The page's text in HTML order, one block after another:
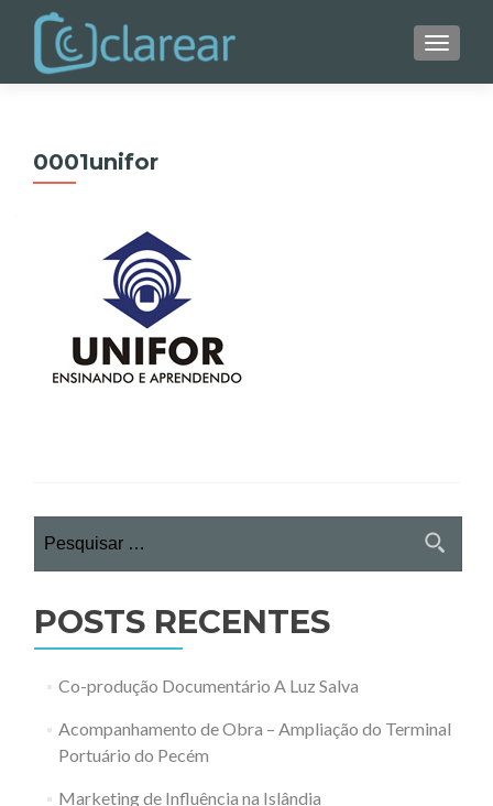
0001unifor
por:
POSTS RECENTES
Co-produção Documentário A Luz Salva
Acompanhamento de Obra – Ampliação do Terminal
Portuário do Pecém
Marketing de Influência na Islândia